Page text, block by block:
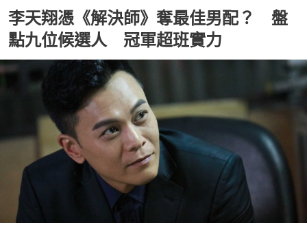
李天翔憑《解決師》奪最佳男配？ 盤
點九位候選人 冠軍超班實力